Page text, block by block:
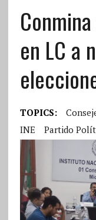
en LC a
TOPICS:
INE
Partido